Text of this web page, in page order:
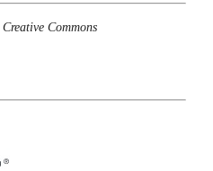
Creative Commons